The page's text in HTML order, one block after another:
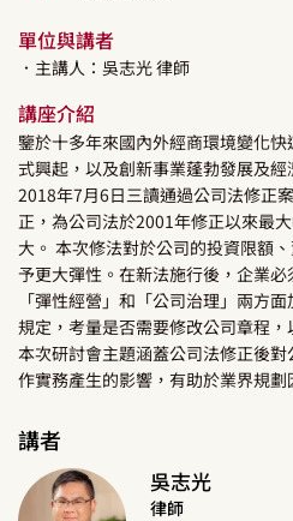
單位與講者
．主講人： 吳志光律師
講座介紹
鑒於十多年來國內外經商環境變化
式興起，以及創新事業蓬勃發展及
2018年7月6日三讀通過公司法修正
正，為公司法於2001年修正以來最
大。 本次修法對於公司的投資限額
予更大彈性。在新法施行後，企業
「彈性經營」和「公司治理」兩方
規定，考量是否需要修改公司章程
本次研討會主題涵蓋公司法修正後
作實務產生的影響，有助於業界規劃
講者
吳志光
律師